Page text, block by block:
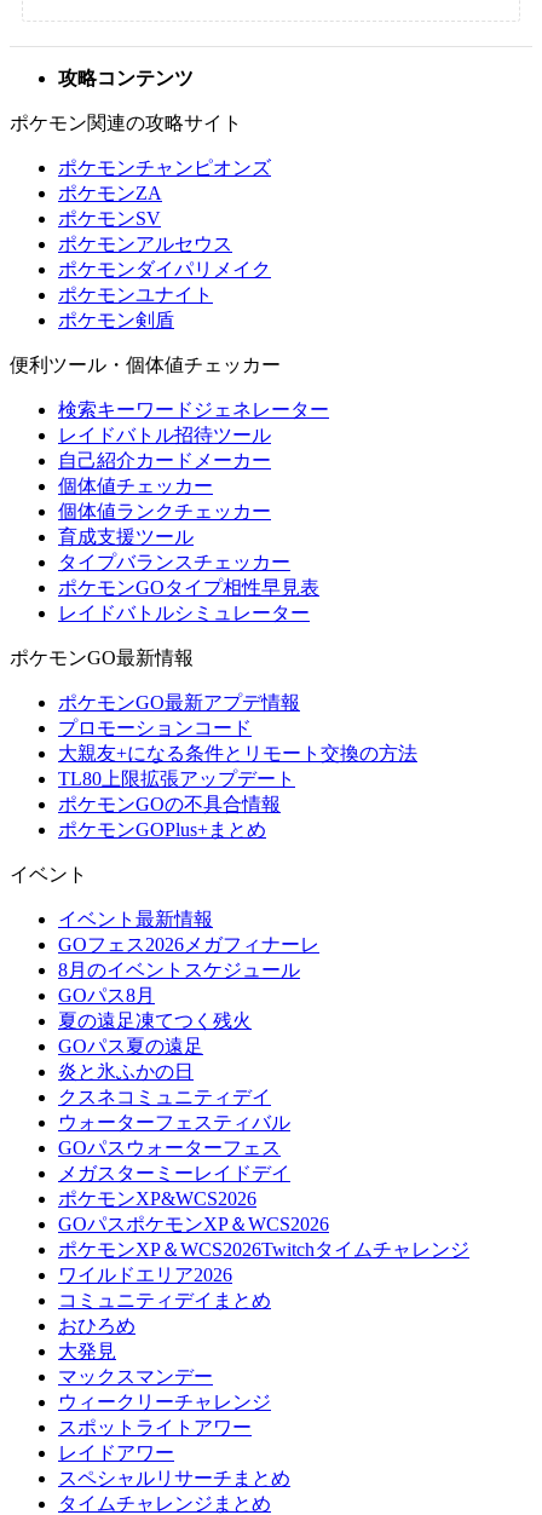
攻略コンテンツ
ポケモン関連の攻略サイト
ポケモンチャンピオンズ
ポケモンZA
ポケモンSV
ポケモンアルセウス
ポケモンダイパリメイク
ポケモンユナイト
ポケモン剣盾
便利ツール・個体値チェッカー
検索キーワードジェネレーター
レイドバトル招待ツール
自己紹介カードメーカー
個体値チェッカー
個体値ランクチェッカー
育成支援ツール
タイプバランスチェッカー
ポケモンGOタイプ相性早見表
レイドバトルシミュレーター
ポケモンGO最新情報
ポケモンGO最新アプデ情報
プロモーションコード
大親友+になる条件とリモート交換の方法
TL80上限拡張アップデート
ポケモンGOの不具合情報
ポケモンGOPlus+まとめ
イベント
イベント最新情報
GOフェス2026メガフィナーレ
8月のイベントスケジュール
GOパス8月
夏の遠足凍てつく残火
GOパス夏の遠足
炎と氷ふかの日
クスネコミュニティデイ
ウォーターフェスティバル
GOパスウォーターフェス
メガスターミーレイドデイ
ポケモンXP&WCS2026
GOパスポケモンXP＆WCS2026
ポケモンXP＆WCS2026Twitchタイムチャレンジ
ワイルドエリア2026
コミュニティデイまとめ
おひろめ
大発見
マックスマンデー
ウィークリーチャレンジ
スポットライトアワー
レイドアワー
スペシャルリサーチまとめ
タイムチャレンジまとめ